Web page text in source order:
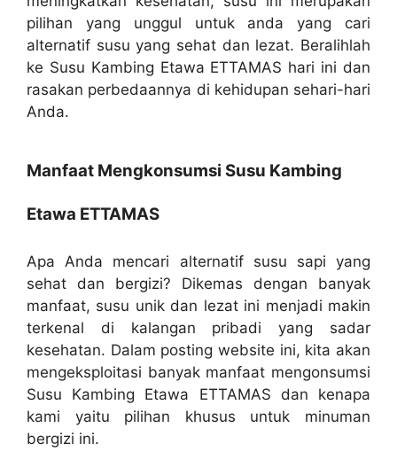
pilihan yang unggul untuk anda yang cari
alternatif susu yang sehat dan lezat. Beralihlah
ke Susu Kambing Etawa ETTAMAS hari ini dan
rasakan perbedaannya di kehidupan sehari-hari
Anda.
Manfaat Mengkonsumsi Susu Kambing
Etawa ETTAMAS
Apa Anda mencari alternatif susu sapi yang
sehat dan bergizi? Dikemas dengan banyak
manfaat, susu unik dan lezat ini menjadi makin
terkenal di kalangan pribadi yang sadar
kesehatan. Dalam posting website ini, kita akan
mengeksploitasi banyak manfaat mengonsumsi
Susu Kambing Etawa ETTAMAS dan kenapa
kami yaitu pilihan khusus untuk minuman
bergizi ini.